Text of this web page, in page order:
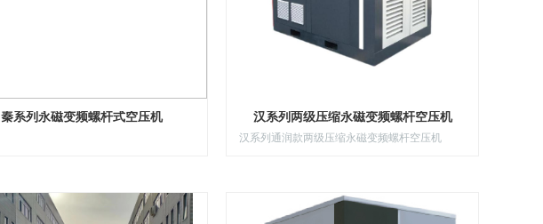
秦系列永磁变频螺杆式空压机 汉系列两级压缩永磁变频螺杆空压机
汉系列通润款两级压缩永磁变频螺杆空压机